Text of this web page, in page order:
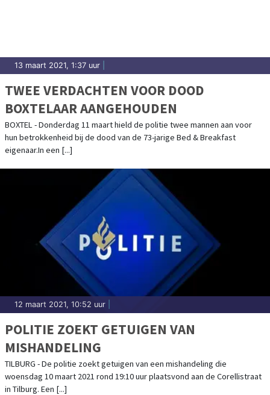
13 maart 2021, 1:37 uur
TWEE VERDACHTEN VOOR DOOD
BOXTELAAR AANGEHOUDEN
BOXTEL - Donderdag 11 maart hield de politie twee mannen aan voor
hun betrokkenheid bij de dood van de 73-jarige Bed & Breakfast
eigenaar.In een [...]
12 maart 2021, 10:52 uur
POLITIE ZOEKT GETUIGEN VAN
MISHANDELING
TILBURG - De politie zoekt getuigen van een mishandeling die
woensdag 10 maart 2021 rond 19:10 uur plaatsvond aan de Corellistraat
in Tilburg. Een [...]